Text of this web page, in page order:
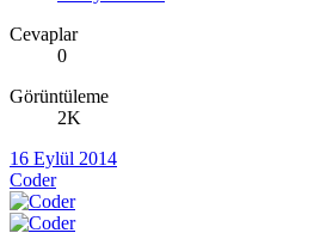
Cevaplar
0
Görüntüleme
2K
16 Eylül 2014
Coder